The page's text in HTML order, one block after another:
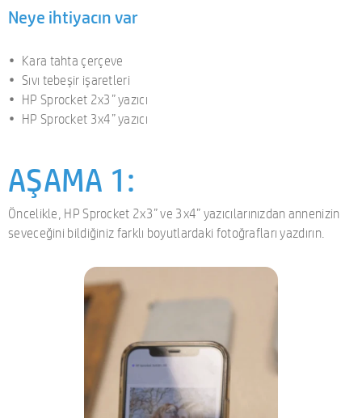
Neye ihtiyacın var
Kara tahta çerçeve
Sıvı tebeşir işaretleri
HP Sprocket 2x3” yazıcı
HP Sprocket 3x4” yazıcı
AŞAMA 1:
Öncelikle, HP Sprocket 2x3” ve 3x4” yazıcılarınızdan annenizin
seveceğini bildiğiniz farklı boyutlardaki fotoğrafları yazdırın.